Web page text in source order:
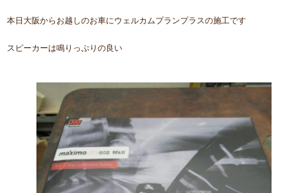
本日大阪からお越しのお車にウェルカムプランプラスの施工です
スピーカーは鳴りっぷりの良い